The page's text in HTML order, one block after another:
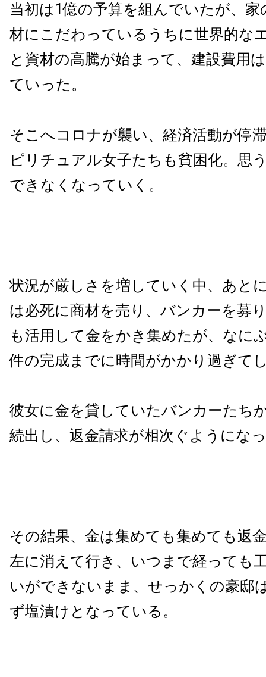
当初は1億の予算を組んでいたが、
材にこだわっているうちに世界的な
と資材の高騰が始まって、建設費用
ていった。
そこへコロナが襲い、経済活動が停
ピリチュアル女子たちも貧困化。思
できなくなっていく。
状況が厳しさを増していく中、あと
は必死に商材を売り、バンカーを募
も活用して金をかき集めたが、なに
件の完成までに時間がかかり過ぎて
彼女に金を貸していたバンカーたち
続出し、返金請求が相次ぐようにな
その結果、金は集めても集めても返
左に消えて行き、いつまで経っても
いができないまま、せっかくの豪邸
ず塩漬けとなっている。